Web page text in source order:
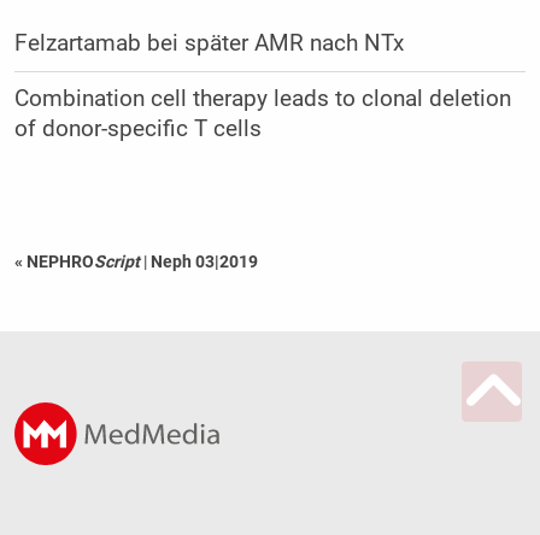
Felzartamab bei später AMR nach NTx
Combination cell therapy leads to clonal deletion
of donor-specific T cells
« NEPHROScript | Neph 03|2019